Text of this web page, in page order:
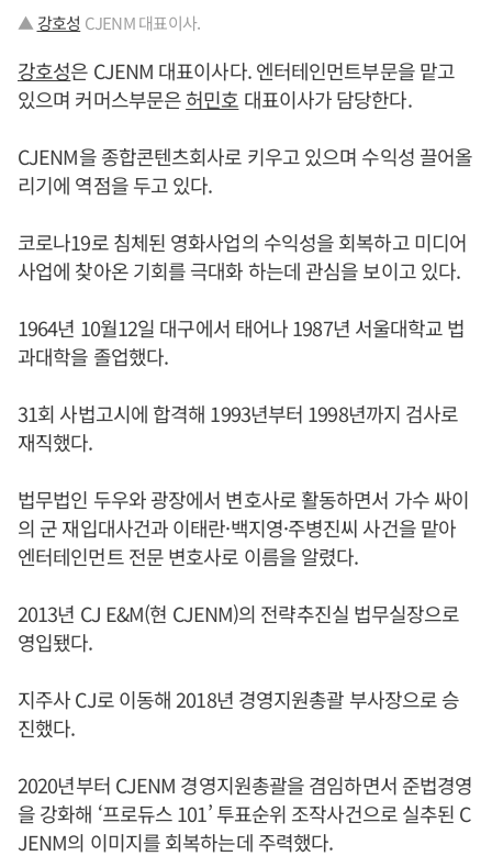
▲ 강호성 CJENM 대표이사.
강호성은 CJENM 대표이사다. 엔터테인먼트부문을 맡고
있으며 커머스부문은허민호 대표이사가 담당한다.
CJENM을 종합콘텐츠회사로 키우고 있으며 수익성 끌어올
리기에 역점을 두고 있다.
코로나19로 침체된 영화사업의 수익성을 회복하고 미디어
사업에 찾아온 기회를 극대화 하는데 관심을 보이고 있다.
1964년 10월12일 대구에서 태어나 1987년 서울대학교 법
과대학을 졸업했다.
31회 사법고시에 합격해 1993년부터 1998년까지 검사로
재직했다.
법무법인 두우와 광장에서 변호사로 활동하면서 가수 싸이
의 군 재입대사건과 이태란·백지영·주병진씨 사건을 맡아
엔터테인먼트 전문 변호사로 이름을 알렸다.
2013년 CJ E&M(현 CJENM)의 전략추진실 법무실장으로
영입됐다.
지주사 CJ로 이동해 2018년 경영지원총괄 부사장으로 승
진했다.
2020년부터 CJENM 경영지원총괄을 겸임하면서 준법경영
을 강화해 ‘프로듀스 101’ 투표순위 조작사건으로 실추된 C
JENM의 이미지를 회복하는데 주력했다.